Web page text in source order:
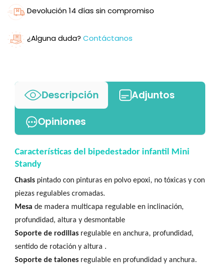
Devolución 14 días sin compromiso
¿Alguna duda? Contáctanos
Descripción
Adjuntos
Opiniones
Características del bipedestador infantil Mini
Standy
Chasis pintado con pinturas en polvo epoxi, no tóxicas y con
piezas regulables cromadas.
Mesa de madera multicapa regulable en inclinación,
profundidad, altura y desmontable
Soporte de rodillas regulable en anchura, profundidad,
sentido de rotación y altura .
Soporte de talones regulable en profundidad y anchura.